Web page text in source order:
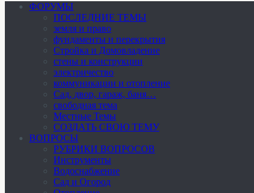
ФОРУМЫ
ПОСЛЕДНИЕ ТЕМЫ
земля и право
фундаменты и перекрытия
Стройка и Домовладение
стены и конструкции
электричество
коммуникации и отопление
Cад, двор, гараж, баня…
свободная тема
Местные Темы
СОЗДАТЬ СВОЮ ТЕМУ
ВОПРОСЫ
РУБРИКИ ВОПРОСОВ
Инструменты
Водоснабжение
Сад и Огород